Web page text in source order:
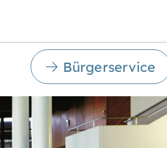
Bürgerservice